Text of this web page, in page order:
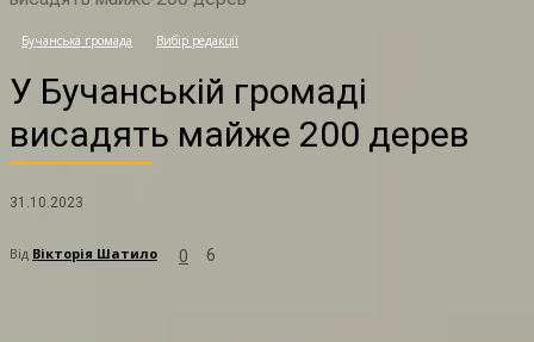
Бучанська громада Вибір редакції
У Бучанській громаді
висадять майже 200 дерев
31.10.2023
Від Вікторія Шатило 0 6